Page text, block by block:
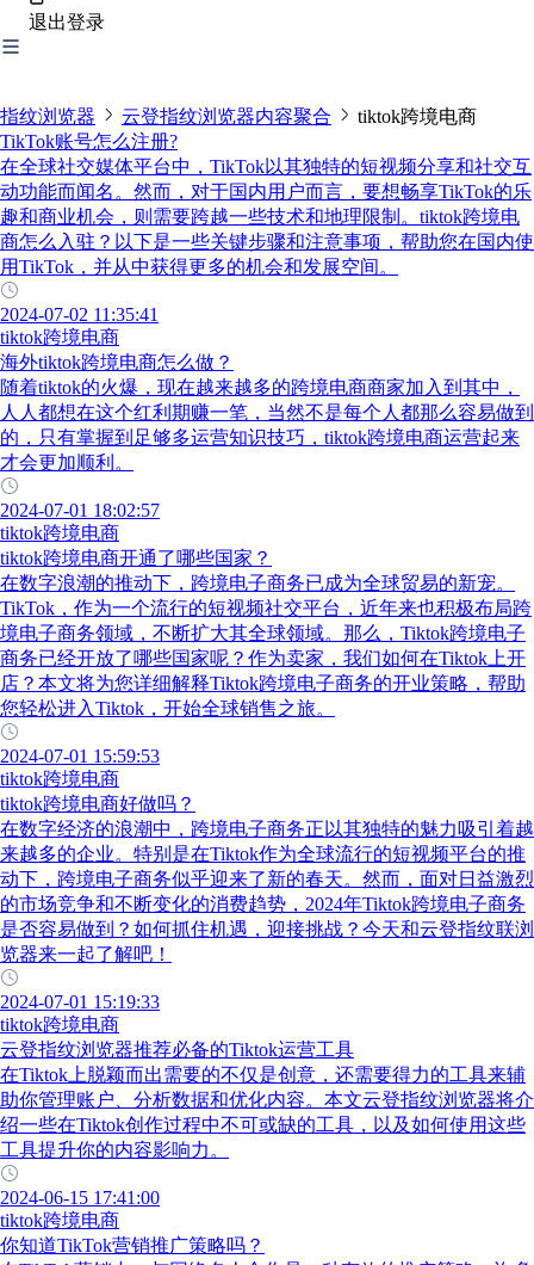
退出登录
指纹浏览器 云登指纹浏览器内容聚合
tiktok跨境电商
TikTok账号怎么注册?
在全球社交媒体平台中，TikTok以其独特的短视频分享和社交互
动功能而闻名。然而，对于国内用户而言，要想畅享TikTok的乐
趣和商业机会，则需要跨越一些技术和地理限制。tiktok跨境电
商怎么入驻？以下是一些关键步骤和注意事项，帮助您在国内使
用TikTok，并从中获得更多的机会和发展空间。
2024-07-02 11:35:41
tiktok跨境电商
海外tiktok跨境电商怎么做？
随着tiktok的火爆，现在越来越多的跨境电商商家加入到其中，
人人都想在这个红利期赚一笔，当然不是每个人都那么容易做到
的，只有掌握到足够多运营知识技巧，tiktok跨境电商运营起来
才会更加顺利。
2024-07-01 18:02:57
tiktok跨境电商
tiktok跨境电商开通了哪些国家？
在数字浪潮的推动下，跨境电子商务已成为全球贸易的新宠。
TikTok，作为一个流行的短视频社交平台，近年来也积极布局跨
境电子商务领域，不断扩大其全球领域。那么，Tiktok跨境电子
商务已经开放了哪些国家呢？作为卖家，我们如何在Tiktok上开
店？本文将为您详细解释Tiktok跨境电子商务的开业策略，帮助
您轻松进入Tiktok，开始全球销售之旅。
2024-07-01 15:59:53
tiktok跨境电商
tiktok跨境电商好做吗？
在数字经济的浪潮中，跨境电子商务正以其独特的魅力吸引着越
来越多的企业。特别是在Tiktok作为全球流行的短视频平台的推
动下，跨境电子商务似乎迎来了新的春天。然而，面对日益激烈
的市场竞争和不断变化的消费趋势，2024年Tiktok跨境电子商务
是否容易做到？如何抓住机遇，迎接挑战？今天和云登指纹联浏
览器来一起了解吧！
2024-07-01 15:19:33
tiktok跨境电商
云登指纹浏览器推荐必备的Tiktok运营工具
在Tiktok上脱颖而出需要的不仅是创意，还需要得力的工具来辅
助你管理账户、分析数据和优化内容。本文云登指纹浏览器将介
绍一些在Tiktok创作过程中不可或缺的工具，以及如何使用这些
工具提升你的内容影响力。
2024-06-15 17:41:00
tiktok跨境电商
你知道TikTok营销推广策略吗？